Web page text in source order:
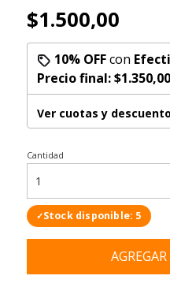
$1.500,00
10% OFFcon
Precio final:$1.350,00
Ver cuotas y
Cantidad
✓Stock disponible: 5